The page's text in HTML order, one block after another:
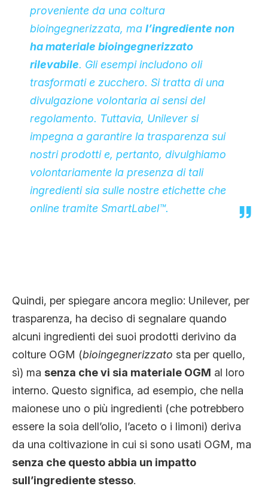
proveniente da una coltura
bioingegnerizzata, ma l’ingrediente non
ha materiale bioingegnerizzato
rilevabile. Gli esempi includono oli
trasformati e zucchero. Si tratta di una
divulgazione volontaria ai sensi del
regolamento. Tuttavia, Unilever si
impegna a garantire la trasparenza sui
nostri prodotti e, pertanto, divulghiamo
volontariamente la presenza di tali
ingredienti sia sulle nostre etichette che
online tramite SmartLabel™.
Quindi, per spiegare ancora meglio: Unilever, per
trasparenza, ha deciso di segnalare quando
alcuni ingredienti dei suoi prodotti derivino da
colture OGM (bioingegnerizzato sta per quello,
sì) ma senza che vi sia materiale OGM al loro
interno. Questo significa, ad esempio, che nella
maionese uno o più ingredienti (che potrebbero
essere la soia dell’olio, l’aceto o i limoni) deriva
da una coltivazione in cui si sono usati OGM, ma
senza che questo abbia un impatto
sull’ingrediente stesso.